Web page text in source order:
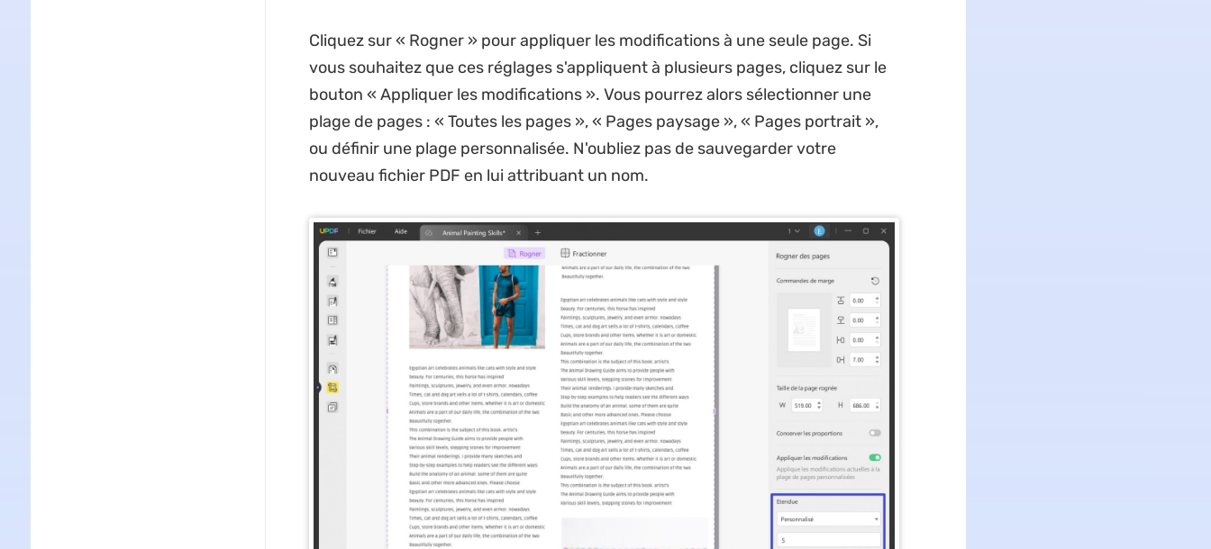
Cliquez sur « Rogner » pour appliquer les modifications à une seule page. Si
vous souhaitez que ces réglages s'appliquent à plusieurs pages, cliquez sur le
bouton « Appliquer les modifications ». Vous pourrez alors sélectionner une
plage de pages : « Toutes les pages », « Pages paysage », « Pages portrait »,
ou définir une plage personnalisée. N'oubliez pas de sauvegarder votre
nouveau fichier PDF en lui attribuant un nom.